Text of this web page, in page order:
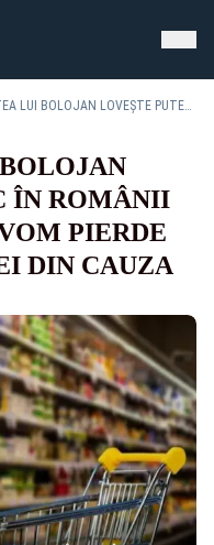
AUSTERITATEA LUI BOLOJAN LOVEȘTE PUTERNIC ÎN ROMÂNII CU VENITURI MICI. VOM PIERDE CEL PUȚIN 200 DE LEI DIN CAUZA SCUMPIRILOR
ÎN ROMÂNII
PIERDE
DIN CAUZA